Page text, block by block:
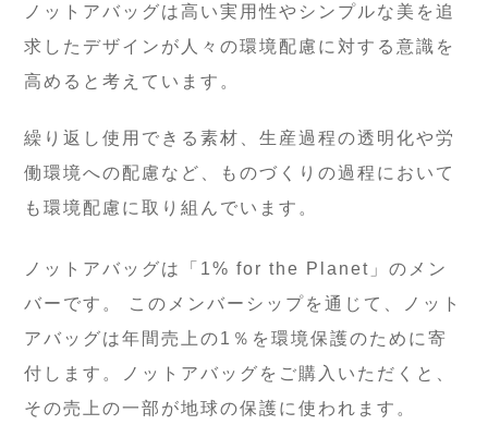
ノットアバッグは高い実用性やシンプルな美を追
求したデザインが人々の環境配慮に対する意識を
高めると考えています。
繰り返し使用できる素材、生産過程の透明化や労
働環境への配慮など、ものづくりの過程において
も環境配慮に取り組んでいます。
ノットアバッグは「1% for the Planet」のメン
バーです。 このメンバーシップを通じて、ノット
アバッグは年間売上の1％を環境保護のために寄
付します。ノットアバッグをご購入いただくと、
その売上の一部が地球の保護に使われます。